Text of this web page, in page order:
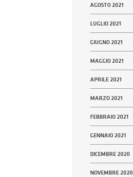
AGOSTO 2021
LUGLIO 2021
GIUGNO 2021
MAGGIO 2021
APRILE 2021
MARZO 2021
FEBBRAIO 2021
GENNAIO 2021
DICEMBRE 2020
NOVEMBRE 2020